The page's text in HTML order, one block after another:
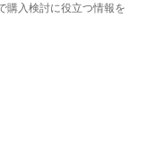
購入検討に役立つ情報を